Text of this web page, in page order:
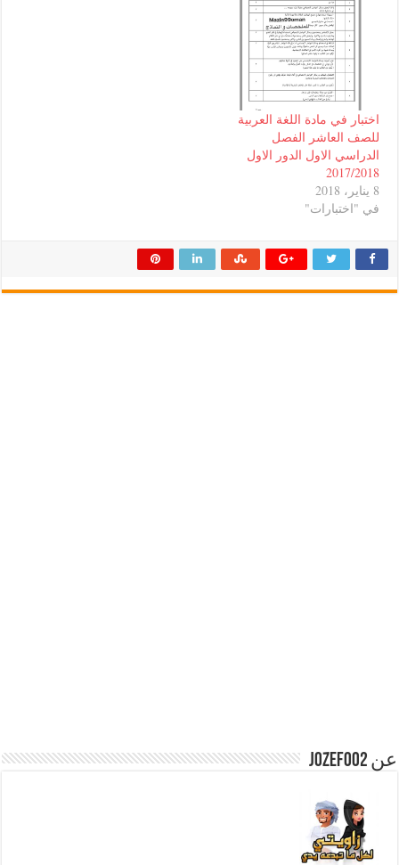
الاختيار يوم الاربعاء الموافق
2018…
مادة اللغة العربية
الفصل
الاول الدور الاول